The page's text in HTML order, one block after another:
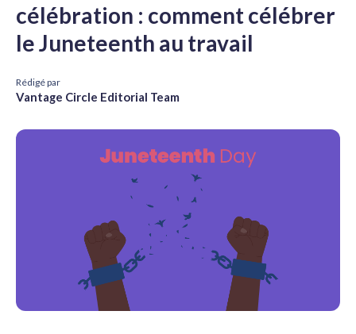
célébration : comment célébrer
le Juneteenth au travail
Rédigé par
Vantage Circle Editorial Team